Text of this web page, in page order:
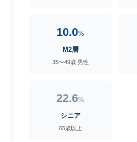
10.0%
M2層
35〜49歳 男性
22.6%
シニア
65歳以上